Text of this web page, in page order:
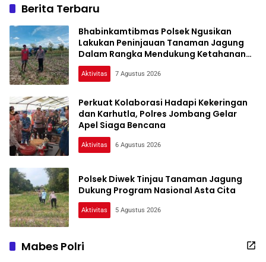
Berita Terbaru
Bhabinkamtibmas Polsek Ngusikan
Lakukan Peninjauan Tanaman Jagung
Dalam Rangka Mendukung Ketahanan
Pangan
Aktivitas 7 Agustus 2026
Perkuat Kolaborasi Hadapi Kekeringan
dan Karhutla, Polres Jombang Gelar
Apel Siaga Bencana
Aktivitas 6 Agustus 2026
Polsek Diwek Tinjau Tanaman Jagung
Dukung Program Nasional Asta Cita
Aktivitas 5 Agustus 2026
Humas
Polres
Jombang
Mabes Polri